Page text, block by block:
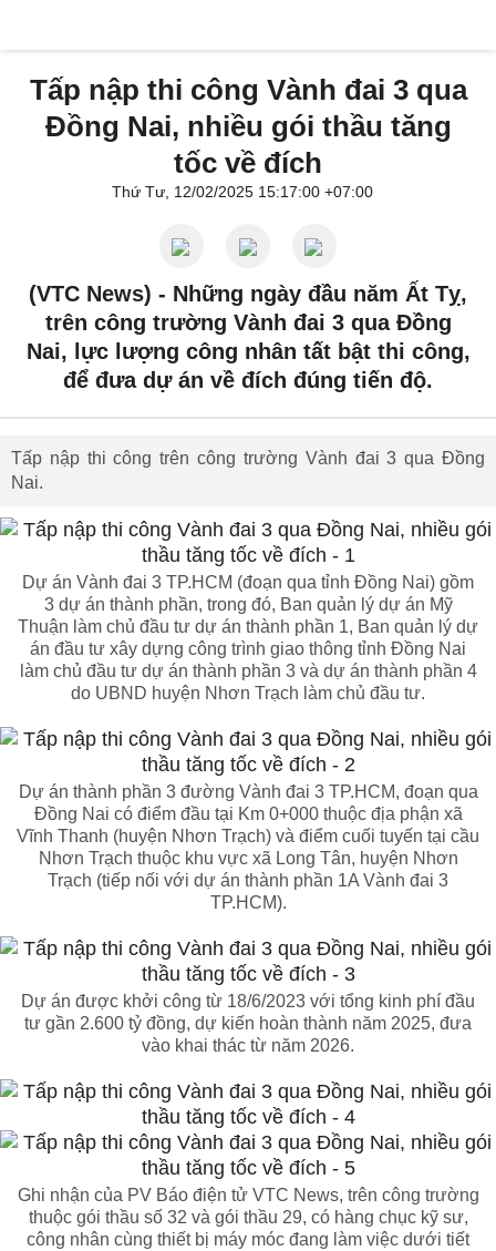
Tấp nập thi công Vành đai 3 qua
Đồng Nai, nhiều gói thầu tăng
tốc về đích
Thứ Tư, 12/02/2025 15:17:00 +07:00
(VTC News) - Những ngày đầu năm Ất Tỵ,
trên công trường Vành đai 3 qua Đồng
Nai, lực lượng công nhân tất bật thi công,
để đưa dự án về đích đúng tiến độ.
Tấp nập thi công trên công trường Vành đai 3 qua Đồng
Nai.
Dự án Vành đai 3 TP.HCM (đoạn qua tỉnh Đồng Nai) gồm
3 dự án thành phần, trong đó, Ban quản lý dự án Mỹ
Thuận làm chủ đầu tư dự án thành phần 1, Ban quản lý dự
án đầu tư xây dựng công trình giao thông tỉnh Đồng Nai
làm chủ đầu tư dự án thành phần 3 và dự án thành phần 4
do UBND huyện Nhơn Trạch làm chủ đầu tư.
Dự án thành phần 3 đường Vành đai 3 TP.HCM, đoạn qua
Đồng Nai có điểm đầu tại Km 0+000 thuộc địa phận xã
Vĩnh Thanh (huyện Nhơn Trạch) và điểm cuối tuyến tại cầu
Nhơn Trạch thuộc khu vực xã Long Tân, huyện Nhơn
Trạch (tiếp nối với dự án thành phần 1A Vành đai 3
TP.HCM).
Dự án được khởi công từ 18/6/2023 với tổng kinh phí đầu
tư gần 2.600 tỷ đồng, dự kiến hoàn thành năm 2025, đưa
vào khai thác từ năm 2026.
Ghi nhận của PV Báo điện tử VTC News, trên công trường
thuộc gói thầu số 32 và gói thầu 29, có hàng chục kỹ sư,
công nhân cùng thiết bị máy móc đang làm việc dưới tiết